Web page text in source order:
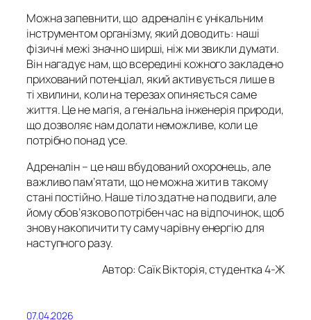
Можна запевнити, що адреналін є унікальним
інструментом організму, який доводить: наші
фізичні межі значно ширші, ніж ми звикли думати.
Він нагадує нам, що всередині кожного закладено
прихований потенціал, який активується лише в
ті хвилини, коли на терезах опиняється саме
життя. Це не магія, а геніальна інженерія природи,
що дозволяє нам долати неможливе, коли це
потрібно понад усе.
Адреналін – це наш вбудований охоронець, але
важливо пам’ятати, що не можна жити в такому
стані постійно. Наше тіло здатне на подвиги, але
йому обов’язково потрібен час на відпочинок, щоб
знову накопичити ту саму чарівну енергію для
наступного разу.
Автор: Саїк Вікторія, студентка 4-Ж
07.04.2026